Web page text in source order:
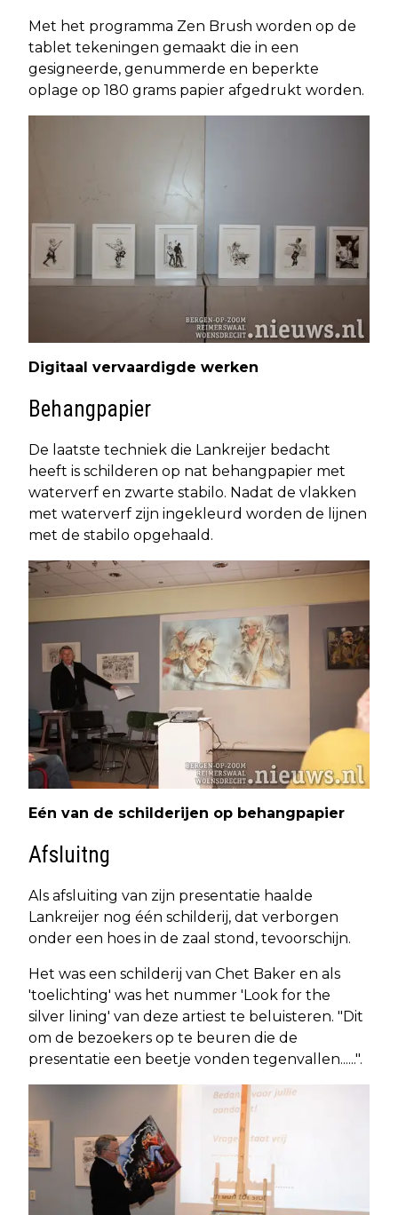
Met het programma Zen Brush worden op de
tablet tekeningen gemaakt die in een
gesigneerde, genummerde en beperkte
oplage op 180 grams papier afgedrukt worden.
Digitaal vervaardigde werken
Behangpapier
De laatste techniek die Lankreijer bedacht
heeft is schilderen op nat behangpapier met
waterverf en zwarte stabilo. Nadat de vlakken
met waterverf zijn ingekleurd worden de lijnen
met de stabilo opgehaald.
Eén van de schilderijen op behangpapier
Afsluitng
Als afsluiting van zijn presentatie haalde
Lankreijer nog één schilderij, dat verborgen
onder een hoes in de zaal stond, tevoorschijn.
Het was een schilderij van Chet Baker en als
'toelichting' was het nummer 'Look for the
silver lining' van deze artiest te beluisteren. "Dit
om de bezoekers op te beuren die de
presentatie een beetje vonden tegenvallen......".